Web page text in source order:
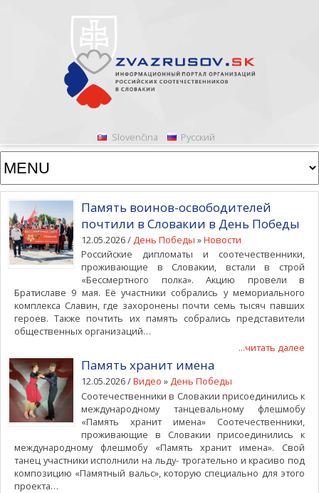
Slovenčina Русский
Память воинов-освободителей
почтили в Словакии в День Победы
12.05.2026 /День Победы »Новости
Российские дипломаты и соотечественники,
проживающие в Словакии, встали в строй
«Бессмертного полка». Акцию провели в
Братиславе 9 мая. Её участники собрались у мемориального
комплекса Славин, где захоронены почти семь тысяч павших
героев. Также почтить их память собрались представители
общественных организаций…
...читать далее
Память хранит имена
12.05.2026 /Видео »День Победы
Соотечественники в Словакии присоединились к
международному танцевальному флешмобу
«Память хранит имена» Соотечественники,
проживающие в Словакии присоединились к
международному флешмобу «Память хранит имена». Свой
танец участники исполнили на льду- трогательно и красиво под
композицию «Памятный вальс», которую специально для этого
проекта…